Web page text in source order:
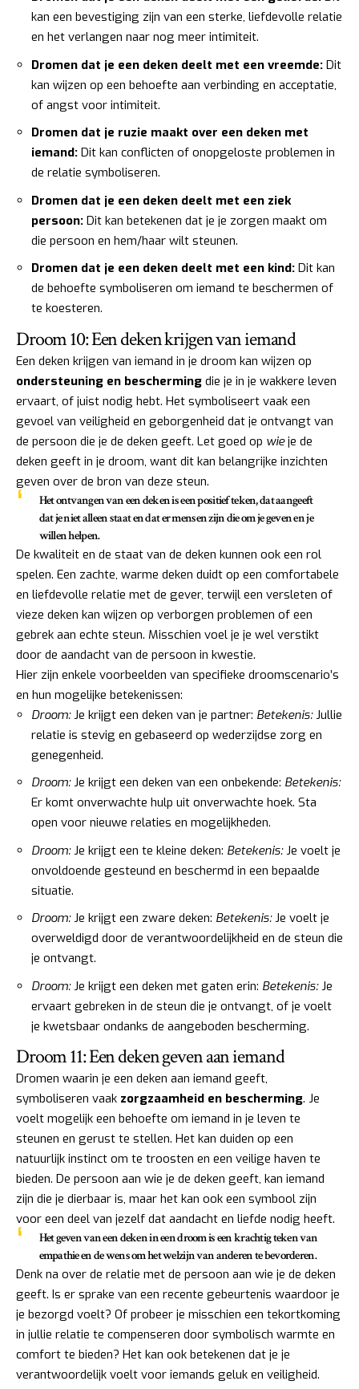
kan een bevestiging zijn van een sterke, liefdevolle relatie
en het verlangen naar nog meer intimiteit.
Dromen dat je een deken deelt met een vreemde: Dit
kan wijzen op een behoefte aan verbinding en acceptatie,
of angst voor intimiteit.
Dromen dat je ruzie maakt over een deken met
iemand: Dit kan conflicten of onopgeloste problemen in
de relatie symboliseren.
Dromen dat je een deken deelt met een ziek
persoon: Dit kan betekenen dat je je zorgen maakt om
die persoon en hem/haar wilt steunen.
Dromen dat je een deken deelt met een kind: Dit kan
de behoefte symboliseren om iemand te beschermen of
te koesteren.
Droom 10: Een deken krijgen van iemand
Een deken krijgen van iemand in je droom kan wijzen op
ondersteuning en bescherming die je in je wakkere leven
ervaart, of juist nodig hebt. Het symboliseert vaak een
gevoel van veiligheid en geborgenheid dat je ontvangt van
de persoon die je de deken geeft. Let goed op wieje de
deken geeft in je droom, want dit kan belangrijke inzichten
geven over de bron van deze steun.
Het ontvangen van een deken is een positief teken, dat aangeeft
dat je niet alleen staat en dat er mensen zijn die om je geven en je
willen helpen.
De kwaliteit en de staat van de deken kunnen ook een rol
spelen. Een zachte, warme deken duidt op een comfortabele
en liefdevolle relatie met de gever, terwijl een versleten of
vieze deken kan wijzen op verborgen problemen of een
gebrek aan echte steun. Misschien voel je je wel verstikt
door de aandacht van de persoon in kwestie.
Hier zijn enkele voorbeelden van specifieke droomscenario’s
en hun mogelijke betekenissen:
Droom:Je krijgt een deken van je partner: Betekenis:Jullie
relatie is stevig en gebaseerd op wederzijdse zorg en
genegenheid.
Droom:Je krijgt een deken van een onbekende: Betekenis:
Er komt onverwachte hulp uit onverwachte hoek. Sta
open voor nieuwe relaties en mogelijkheden.
Droom:Je krijgt een te kleine deken: Betekenis:Je voelt je
onvoldoende gesteund en beschermd in een bepaalde
situatie.
Droom:Je krijgt een zware deken: Betekenis:Je voelt je
overweldigd door de verantwoordelijkheid en de steun die
je ontvangt.
Droom:Je krijgt een deken met gaten erin: Betekenis:Je
ervaart gebreken in de steun die je ontvangt, of je voelt
je kwetsbaar ondanks de aangeboden bescherming.
Droom 11: Een deken geven aan iemand
Dromen waarin je een deken aan iemand geeft,
symboliseren vaak zorgzaamheid en bescherming. Je
voelt mogelijk een behoefte om iemand in je leven te
steunen en gerust te stellen. Het kan duiden op een
natuurlijk instinct om te troosten en een veilige haven te
bieden. De persoon aan wie je de deken geeft, kan iemand
zijn die je dierbaar is, maar het kan ook een symbool zijn
voor een deel van jezelf dat aandacht en liefde nodig heeft.
Het geven van een deken in een droom is een krachtig teken van
empathie en de wens om het welzijn van anderen te bevorderen.
Denk na over de relatie met de persoon aan wie je de deken
geeft. Is er sprake van een recente gebeurtenis waardoor je
je bezorgd voelt? Of probeer je misschien een tekortkoming
in jullie relatie te compenseren door symbolisch warmte en
comfort te bieden? Het kan ook betekenen dat je je
verantwoordelijk voelt voor iemands geluk en veiligheid.